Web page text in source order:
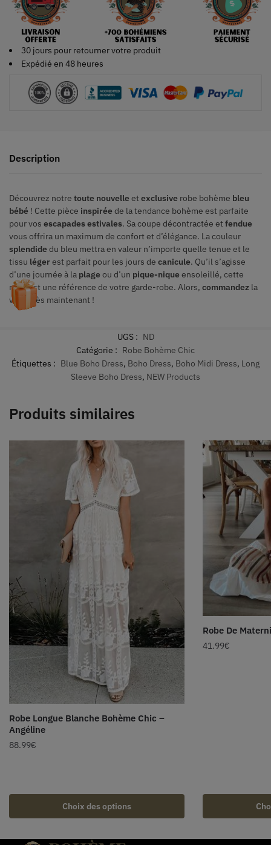
30 jours pour retourner votre produit
Expédié en 48 heures
Description
Découvrez notre toute nouvelleetexclusive robe bohème bleu
bébé ! Cette pièce inspiréede la tendance bohème est parfaite
pour vos escapades estivales. Sa coupe décontractée etfendue
vous offrira un maximum de confort et d’élégance. La couleur
splendidedu bleu mettra en valeur n’importe quelle tenue et le
tissu léger est parfait pour les jours de canicule. Qu’il s’agisse
d’une journée à la plageou d’un pique-niqueensoleillé, cette
robe est une référence de votre garde-robe. Alors, commandez la
vôtre dès maintenant !
UGS : ND
Catégorie : Robe Bohème Chic
Étiquettes : Blue Boho Dress, Boho Dress, Boho Midi Dress, Long
Sleeve Boho Dress, NEW Products
Produits similaires
Robe Longue Blanche Bohème Chic –
Angéline
88.99€
Choix des options
Robe De
41.99€